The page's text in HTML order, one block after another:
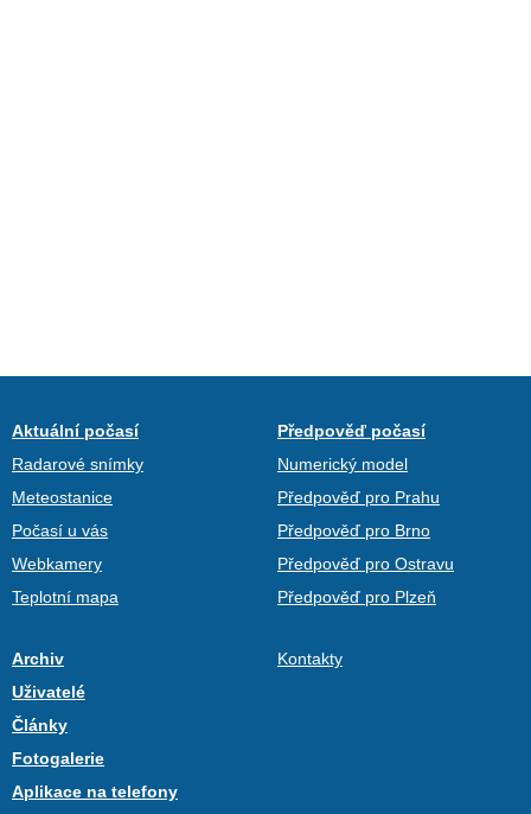
Aktuální počasí
Radarové snímky
Meteostanice
Počasí u vás
Webkamery
Teplotní mapa
Předpověď počasí
Numerický model
Předpověď pro Prahu
Předpověď pro Brno
Předpověď pro Ostravu
Předpověď pro Plzeň
Archiv
Uživatelé
Články
Fotogalerie
Aplikace na telefony
Kontakty